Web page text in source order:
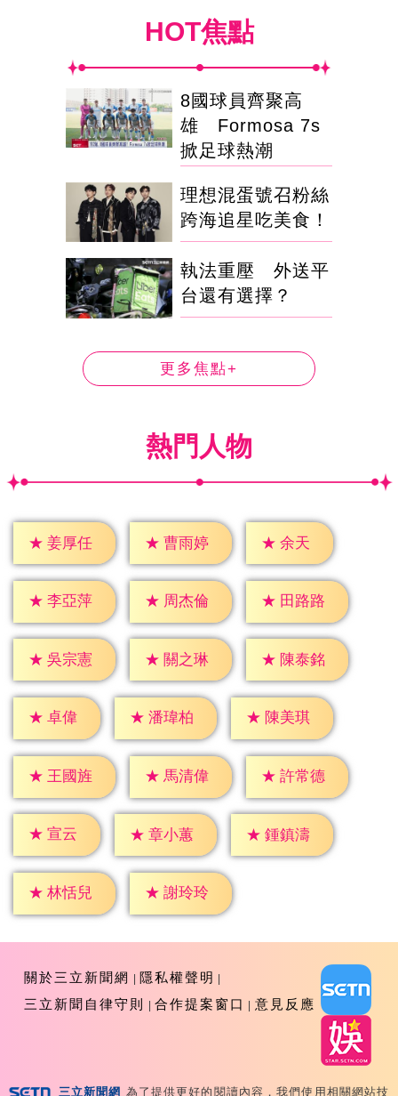
HOT焦點
8國球員齊聚高
雄 Formosa 7s
掀足球熱潮
理想混蛋號召粉絲
跨海追星吃美食！
執法重壓 外送平
台還有選擇？
更多焦點+
熱門人物
★ 姜厚任 ★ 曹雨婷 ★ 余天
★ 李亞萍 ★ 周杰倫 ★ 田路路
★ 吳宗憲 ★ 關之琳 ★ 陳泰銘
★ 卓偉 ★ 潘瑋柏 ★ 陳美琪
★ 王國旌 ★ 馬清偉 ★ 許常德
★ 宣云 ★ 章小蕙 ★ 鍾鎮濤
★ 林恬兒 ★ 謝玲玲
關於三立新聞網
隱私權聲明
三立新聞自律守則
合作提案窗口 意見反應
三立新聞網 為了提供更好的閱讀內容，我們使用相關網站技